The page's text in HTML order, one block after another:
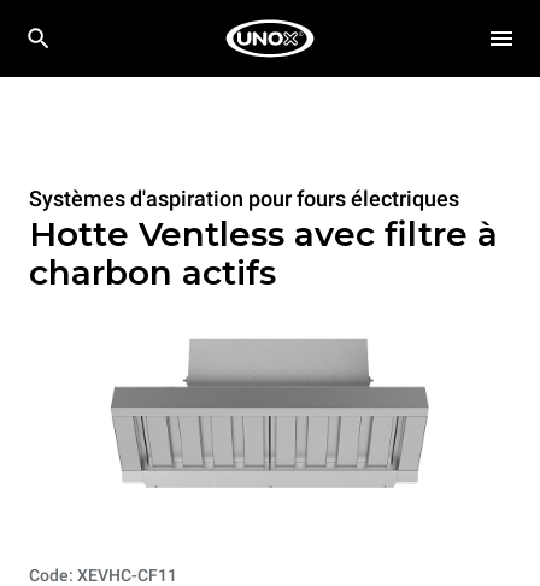
Systèmes d'aspiration pour fours électriques
Hotte Ventless avec filtre à
charbon actifs
Code: XEVHC-CF11